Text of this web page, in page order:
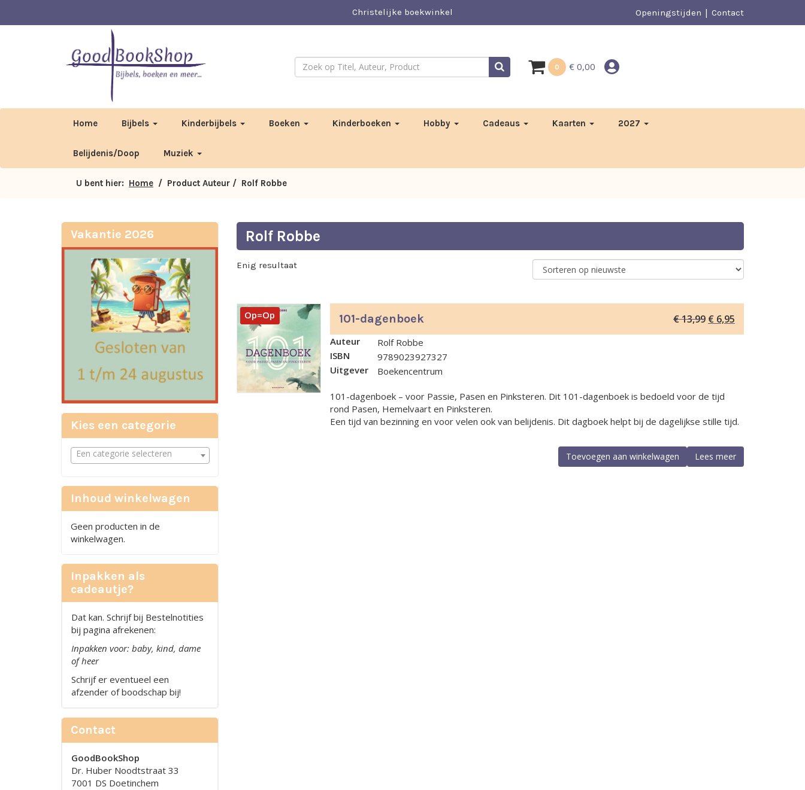
Christelijke boekwinkel Openingstijden Contact
0 € 0,00
Home Bijbels Kinderbijbels Boeken Kinderboeken Hobby Cadeaus Kaarten 2027
Belijdenis/Doop Muziek
U bent hier: Home / Product Auteur / Rolf Robbe
Vakantie 2026
Kies een categorie
Een categorie selecteren
Inhoud winkelwagen
Geen producten in de
winkelwagen.
Inpakken als
cadeautje?
Dat kan. Schrijf bij Bestelnotities
bij pagina afrekenen:
Inpakken voor: baby, kind, dame
of heer
Schrijf er eventueel een
afzender of boodschap bij!
Contact
GoodBookShop
Dr. Huber Noodtstraat 33
7001 DS Doetinchem
Rolf Robbe
Enig resultaat
Op=Op 101-dagenboek €13,99 Oorspronkelijke
€6,95Huidige
Auteur
Rolf Robbe
ISBN
9789023927327
Uitgever
Boekencentrum
101-dagenboek – voor Passie, Pasen en Pinksteren. Dit 101-dagenboek is bedoeld voor de tijd
rond Pasen, Hemelvaart en Pinksteren.
Een tijd van bezinning en voor velen ook van belijdenis. Dit dagboek helpt bij de dagelijkse stille tijd.
Lees meer
Toevoegen aan winkelwagen